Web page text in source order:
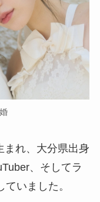
まれ、大分県出身
、そしてラ
いました。